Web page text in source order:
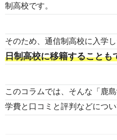
制高校です。
そのため、通信制高校に入学
日制高校に移籍することも
このコラムでは、そんな「鹿
学費と口コミと評判などについ